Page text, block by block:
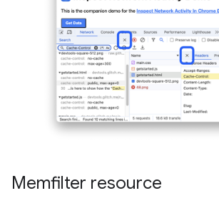
Memfilter resource